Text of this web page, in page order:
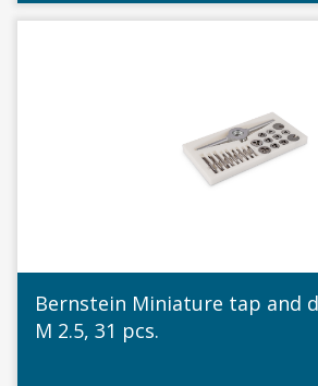
Bernstein Miniature tap and
M 2.5, 31 pcs.